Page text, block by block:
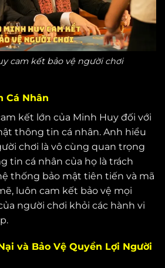
cam kết bảo vệ người chơi
Cá Nhân
kết lớn của Minh Huy đối với
thông tin cá nhân. Anh hiểu
chơi là vô cùng quan trọng
tin cá nhân của họ là trách
thống bảo mật tiên tiến và mã
luôn cam kết bảo vệ mọi
người chơi khỏi các hành vi
và Bảo Vệ Quyền Lợi Người